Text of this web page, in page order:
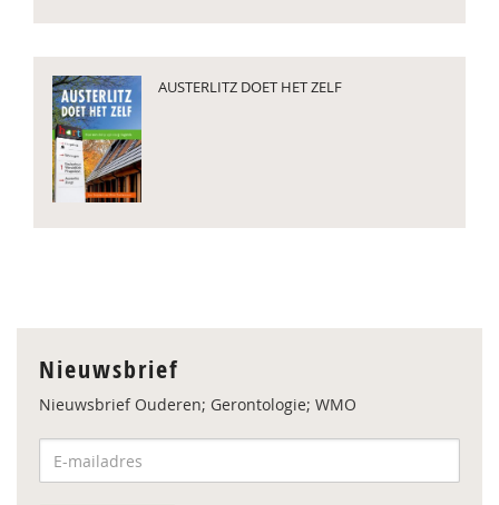
AUSTERLITZ DOET HET ZELF
Nieuwsbrief
Nieuwsbrief Ouderen; Gerontologie; WMO